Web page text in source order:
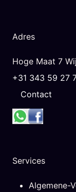
Adres
Hoge Maat 7
+31 343 59 27
Contact
Services
Algemene-